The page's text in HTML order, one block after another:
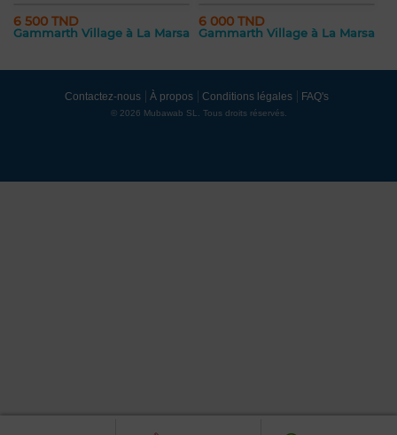
6 500 TND
Gammarth Village à La Marsa
6 000 TND
Gammarth Village à La Marsa
Contactez-nous À propos Conditions légales FAQ's
© 2026 Mubawab SL. Tous droits réservés.